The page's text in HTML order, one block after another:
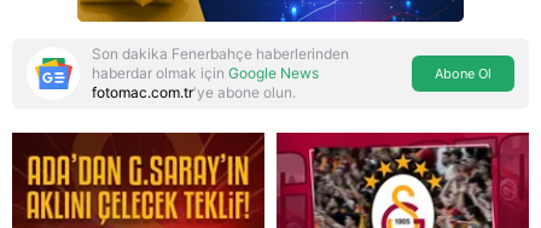
Reddet
Son dakika Fenerbahçe haberlerinden
haberdar olmak için Google News
fotomac.com.tr'ye abone olun.
Abone Ol